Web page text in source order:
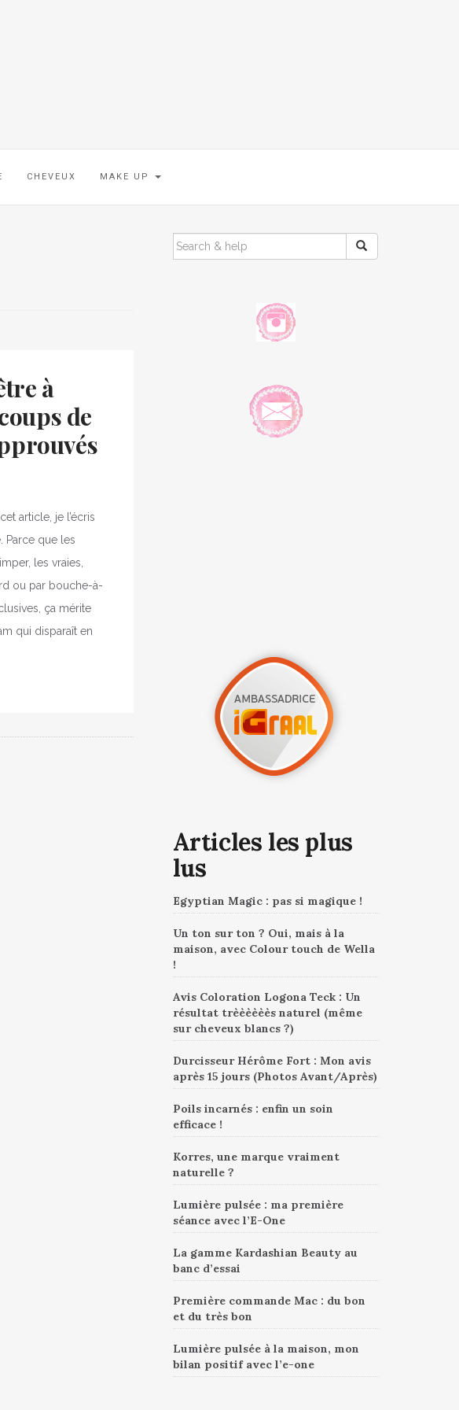
CHEVEUX MAKE UP
à
de
article, je l’écris
Parce que les
les vraies,
ou par bouche-à-
ça mérite
qui disparaît en
SEARCH
FOR:
Articles les plus
lus
Egyptian Magic : pas si magique !
Un ton sur ton ? Oui, mais à la
maison, avec Colour touch de Wella
!
Avis Coloration Logona Teck : Un
résultat trèèèèèès naturel (même
sur cheveux blancs ?)
Durcisseur Hérôme Fort : Mon avis
après 15 jours (Photos Avant/Après)
Poils incarnés : enfin un soin
efficace !
Korres, une marque vraiment
naturelle ?
Lumière pulsée : ma première
séance avec l’E-One
La gamme Kardashian Beauty au
banc d’essai
Première commande Mac : du bon
et du très bon
Lumière pulsée à la maison, mon
bilan positif avec l’e-one